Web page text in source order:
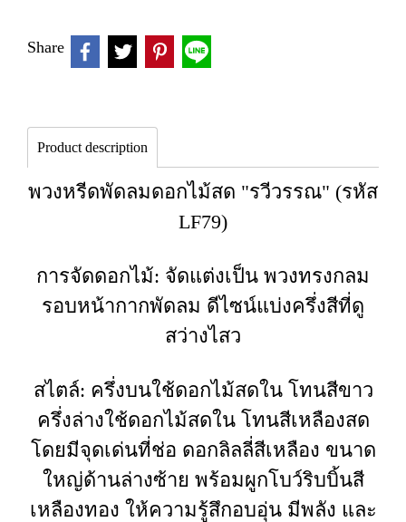
Share
Product description
พวงหรีดพัดลมดอกไม้สด "รวีวรรณ" (รหัส
LF79)
การจัดดอกไม้: จัดแต่งเป็น พวงทรงกลม
รอบหน้ากากพัดลม ดีไซน์แบ่งครึ่งสีที่ดู
สว่างไสว
สไตล์: ครึ่งบนใช้ดอกไม้สดใน โทนสีขาว
ครึ่งล่างใช้ดอกไม้สดใน โทนสีเหลืองสด
โดยมีจุดเด่นที่ช่อ ดอกลิลลี่สีเหลือง ขนาด
ใหญ่ด้านล่างซ้าย พร้อมผูกโบว์ริบบิ้นสี
เหลืองทอง ให้ความรู้สึกอบอุ่น มีพลัง และ